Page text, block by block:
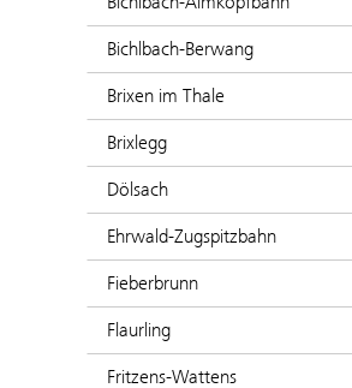
Bichlbach-Berwang
Brixen im Thale
Brixlegg
Dölsach
Ehrwald-Zugspitzbahn
Fieberbrunn
Flaurling
Fritzens-Wattens